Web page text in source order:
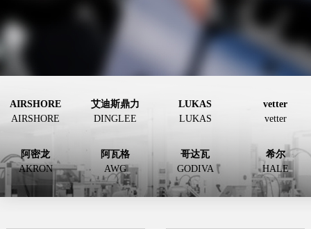
AIRSHORE
AIRSHORE
艾迪斯鼎力
DINGLEE
LUKAS
LUKAS
vetter
vetter
阿密龙
AKRON
阿瓦格
AWG
哥达瓦
GODIVA
希尔
HALE